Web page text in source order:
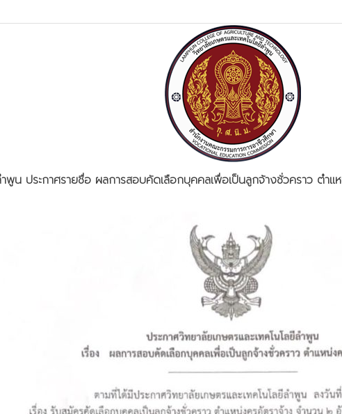
ำพูน ประกาศรายชื่อ ผลการสอบคัดเลือกบุคคลเพื่อเป็นลูกจ้างชั่วคราว ต